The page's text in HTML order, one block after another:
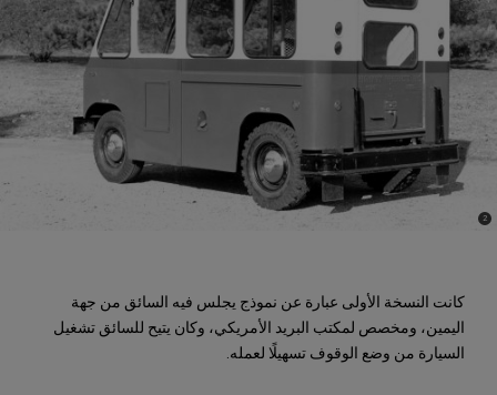
كانت النسخة الأولى عبارة عن نموذج يجلس فيه السائق من جهة
اليمين، ومخصص لمكتب البريد الأمريكي، وكان يتيح للسائق تشغيل
السيارة من وضع الوقوف تسهيلًا لعمله.
(
Disclosure
2